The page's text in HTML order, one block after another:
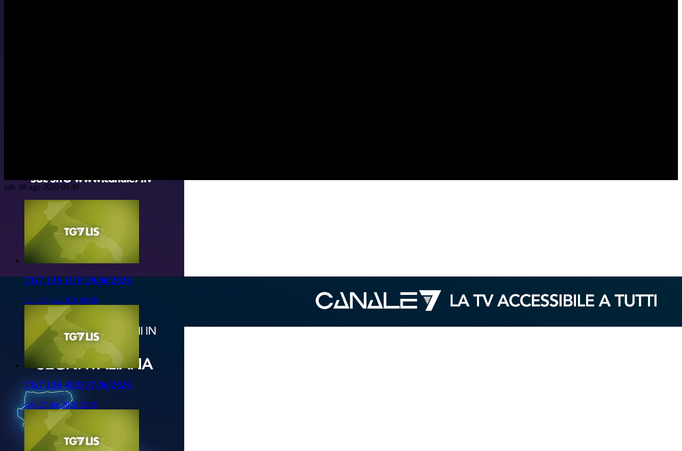
sab, 08 ago 2026 03:49
TG7 LIS 1ED 29/06/2026
lun, 29 giu 2026 09:50
TG7 LIS 4ED 27/06/2026
sab, 27 giu 2026 23:50